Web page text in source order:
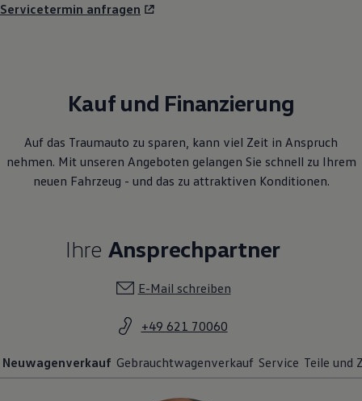
Servicetermin anfragen
Kauf und Finanzierung
Auf das Traumauto zu sparen, kann viel Zeit in Anspruch
nehmen. Mit unseren Angeboten gelangen Sie schnell zu Ihrem
neuen Fahrzeug - und das zu attraktiven Konditionen.
Ihre Ansprechpartner
E-Mail schreiben
+49 621 70060
Neuwagenverkauf Gebrauchtwagenverkauf Service Teile und